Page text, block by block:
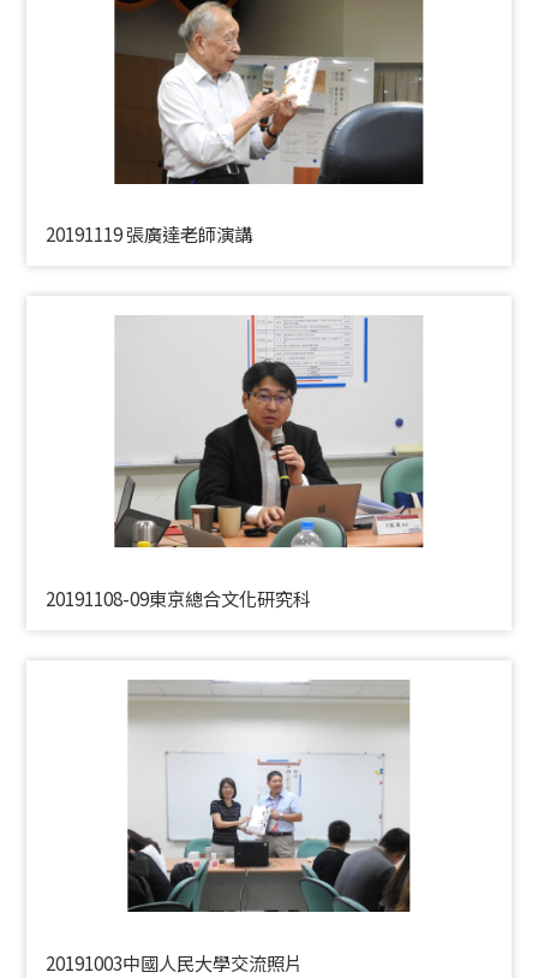
20191119 張廣達老師演講
20191108-09東京總合文化研究科
20191003中國人民大學交流照片